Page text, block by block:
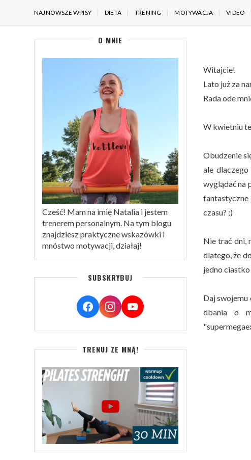
NAJNOWSZE WPISY DIETA TRENING MOTYWACJA VIDEO
Witajcie!
Lato już za
Rada ode
W kwietniu
Obudzenie
ale
wyglądać na
fantastyczne
czasu? ;)
Nie trać dni,
dlatego, że
jedno
Daj swojemu
dbania o
O MNIE
Cześć! Mam na imię Natalia i jestem
trenerem personalnym. Na tym blogu
znajdziesz praktyczne wskazówki i
mnóstwo motywacji, działaj!
SUBSKRYBUJ
TRENUJ ZE MNĄ!